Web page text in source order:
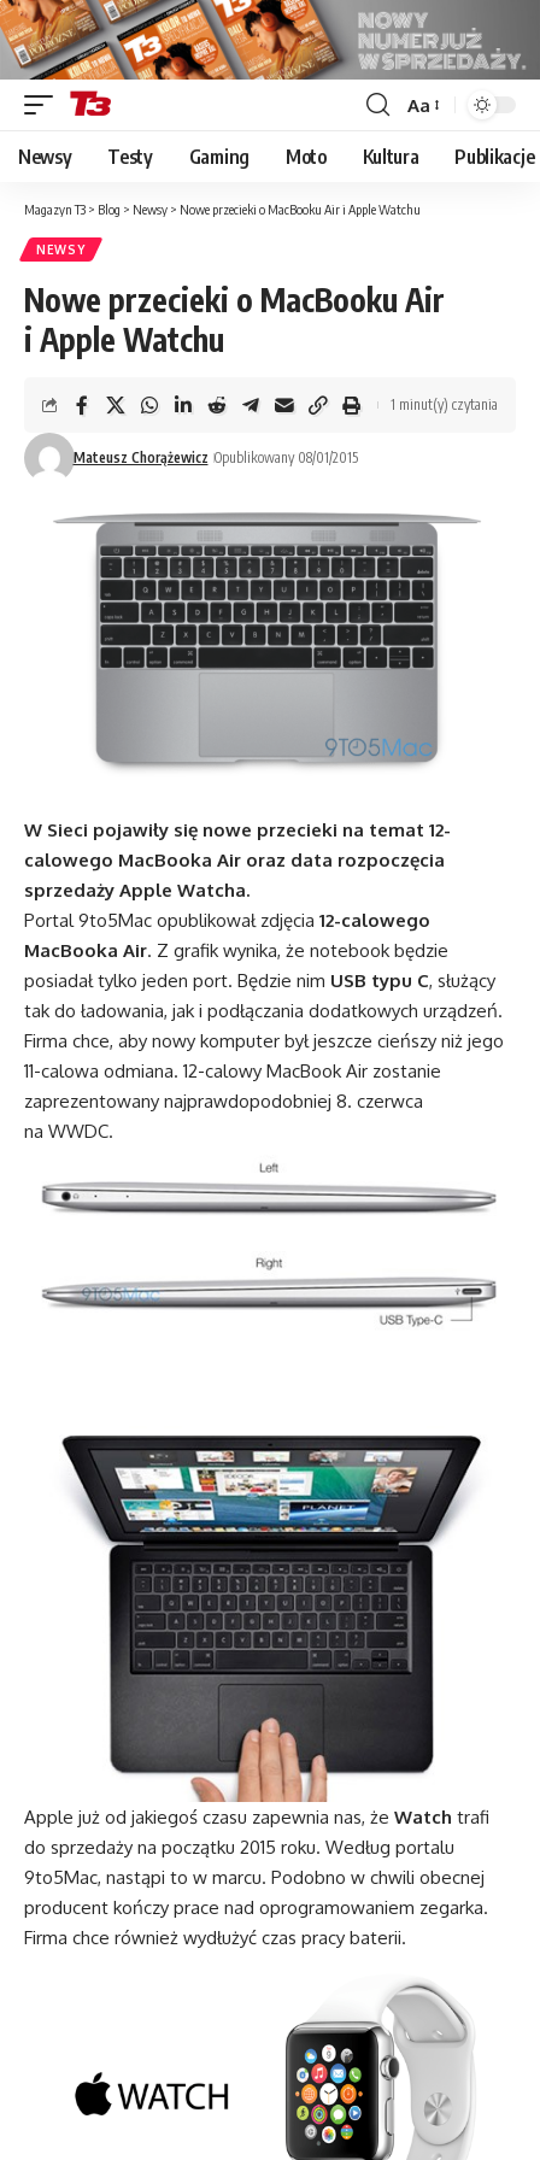
Font
Resizer
Aa
Newsy Testy Gaming Moto Kultura Publikacje
Magazyn T3 > Blog > Newsy > Nowe przecieki o MacBooku Air i Apple Watchu
NEWSY
Nowe przecieki o MacBooku Air
i Apple Watchu
Mateusz Chorążewicz Opublikowany 08/01/2015
1 minut(y) czytania
W Sieci pojawiły się nowe przecieki na temat 12-
calowego MacBooka Air oraz data rozpoczęcia
sprzedaży Apple Watcha.
Portal 9to5Mac opublikował zdjęcia 12-calowego
MacBooka Air. Z grafik wynika, że notebook będzie
posiadał tylko jeden port. Będzie nim USB typu C, służący
tak do ładowania, jak i podłączania dodatkowych urządzeń.
Firma chce, aby nowy komputer był jeszcze cieńszy niż jego
11-calowa odmiana. 12-calowy MacBook Air zostanie
zaprezentowany najprawdopodobniej 8. czerwca
na WWDC.
Apple już od jakiegoś czasu zapewnia nas, że Watch trafi
do sprzedaży na początku 2015 roku. Według portalu
9to5Mac, nastąpi to w marcu. Podobno w chwili obecnej
producent kończy prace nad oprogramowaniem zegarka.
Firma chce również wydłużyć czas pracy baterii.